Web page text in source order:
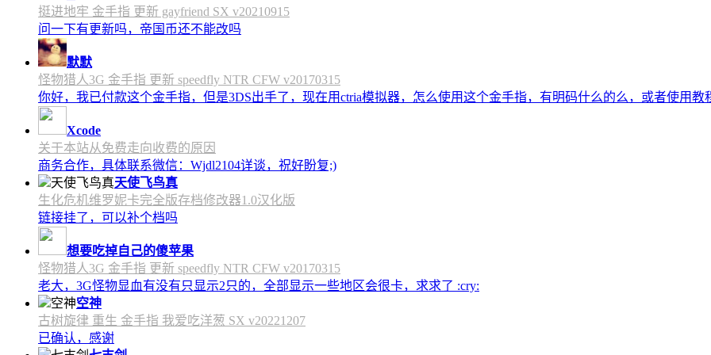
挺进地牢 金手指 更新 gayfriend SX v20210915
问一下有更新吗，帝国币还不能改吗
默默
怪物猎人3G 金手指 更新 speedfly NTR CFW v20170315
你好，我已付款这个金手指，但是3DS出手了，现在用ctria模拟器，怎么使用这个金手指，有明码什么的么，或者使用教
Xcode
关于本站从免费走向收费的原因
商务合作，具体联系微信：Wjdl2104详谈，祝好盼复;)
天使飞鸟真
生化危机维罗妮卡完全版存档修改器1.0汉化版
链接挂了，可以补个档吗
想要吃掉自己的傻苹果
怪物猎人3G 金手指 更新 speedfly NTR CFW v20170315
老大，3G怪物显血有没有只显示2只的，全部显示一些地区会很卡，求求了 :cry:
空神
古树旋律 重生 金手指 我爱吃洋葱 SX v20221207
已确认，感谢